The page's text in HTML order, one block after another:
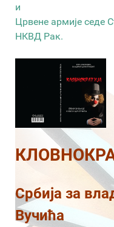
и
Црвене армије седе
НКВД Рак.
Србија за
Вучића